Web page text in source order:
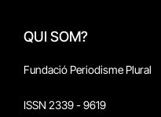
QUI SOM?
Fundació Periodisme Plural
ISSN 2339 - 9619